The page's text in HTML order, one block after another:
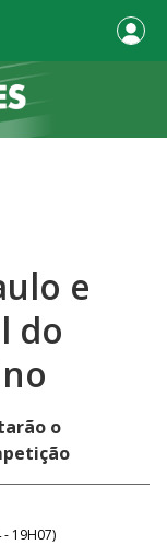
e
do
o
19H07)